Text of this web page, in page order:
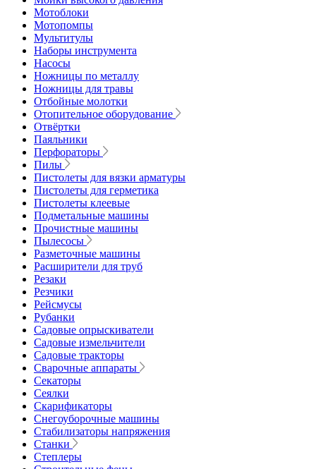
Мотоблоки
Мотопомпы
Мультитулы
Наборы инструмента
Насосы
Ножницы по металлу
Ножницы для травы
Отбойные молотки
Отопительное оборудование
Отвёртки
Паяльники
Перфораторы
Пилы
Пистолеты для вязки арматуры
Пистолеты для герметика
Пистолеты клеевые
Подметальные машины
Прочистные машины
Пылесосы
Разметочные машины
Расширители для труб
Резаки
Резчики
Рейсмусы
Рубанки
Садовые опрыскиватели
Садовые измельчители
Садовые тракторы
Сварочные аппараты
Секаторы
Сеялки
Скарификаторы
Снегоуборочные машины
Стабилизаторы напряжения
Станки
Степлеры